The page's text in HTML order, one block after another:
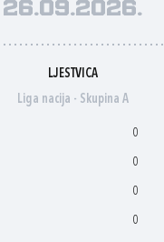
26.09.2026.
LJESTVICA
Liga nacija - Skupina A
0
0
0
0